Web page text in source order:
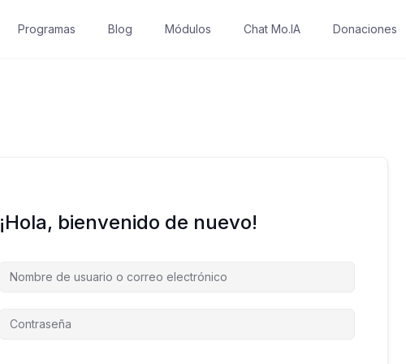
Programas Blog Módulos Chat Mo.IA Donaciones
¡Hola, bienvenido de nuevo!